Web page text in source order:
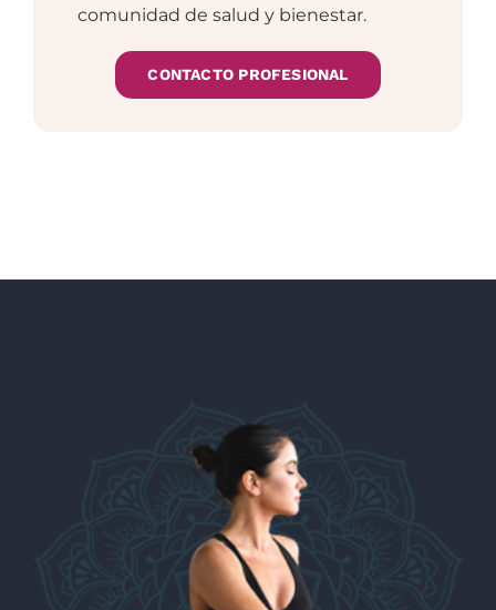
comunidad de salud y bienestar.
CONTACTO PROFESIONAL